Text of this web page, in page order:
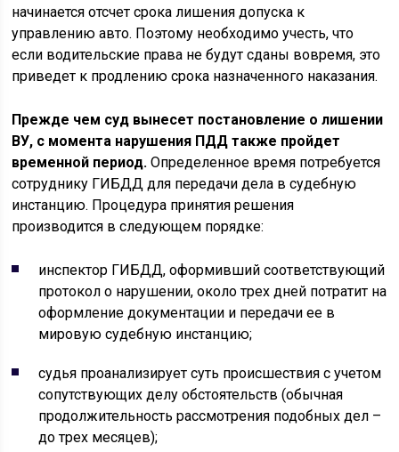
начинается отсчет срока лишения допуска к
управлению авто. Поэтому необходимо учесть, что
если водительские права не будут сданы вовремя, это
приведет к продлению срока назначенного наказания.
Прежде чем суд вынесет постановление о лишении
ВУ, с момента нарушения ПДД также пройдет
временной период. Определенное время потребуется
сотруднику ГИБДД для передачи дела в судебную
инстанцию. Процедура принятия решения
производится в следующем порядке:
инспектор ГИБДД, оформивший соответствующий
протокол о нарушении, около трех дней потратит на
оформление документации и передачи ее в
мировую судебную инстанцию;
судья проанализирует суть происшествия с учетом
сопутствующих делу обстоятельств (обычная
продолжительность рассмотрения подобных дел –
до трех месяцев);